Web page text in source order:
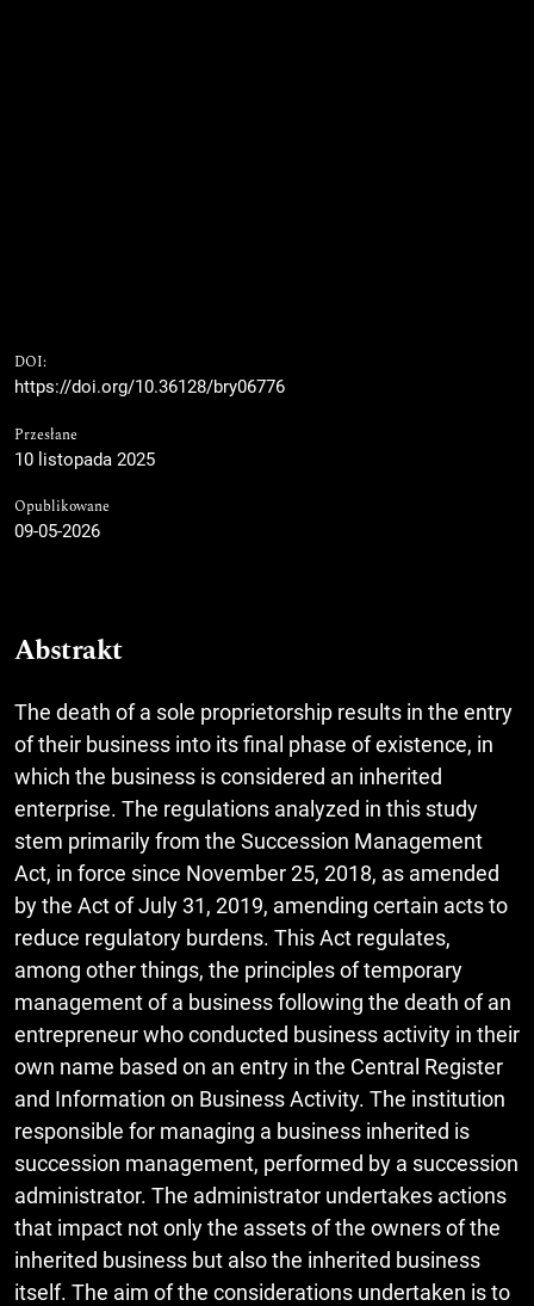
DOI:
https://doi.org/10.36128/bry06776
Przesłane
10 listopada 2025
Opublikowane
09-05-2026
Abstrakt
The death of a sole proprietorship results in the entry
of their business into its final phase of existence, in
which the business is considered an inherited
enterprise. The regulations analyzed in this study
stem primarily from the Succession Management
Act, in force since November 25, 2018, as amended
by the Act of July 31, 2019, amending certain acts to
reduce regulatory burdens. This Act regulates,
among other things, the principles of temporary
management of a business following the death of an
entrepreneur who conducted business activity in their
own name based on an entry in the Central Register
and Information on Business Activity. The institution
responsible for managing a business inherited is
succession management, performed by a succession
administrator. The administrator undertakes actions
that impact not only the assets of the owners of the
inherited business but also the inherited business
itself. The aim of the considerations undertaken is to